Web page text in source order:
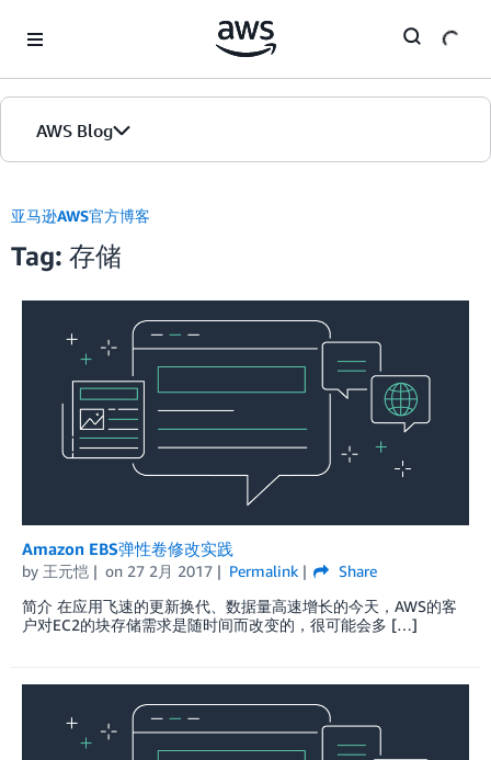
AWS Blog
首页
版本
亚马逊AWS官方博客
Tag: 存储
Amazon EBS弹性卷修改实践
by 王元恺 on 27 2月 2017 Permalink
Share
简介 在应用飞速的更新换代、数据量高速增长的今天，AWS的客
户对EC2的块存储需求是随时间而改变的，很可能会多 […]